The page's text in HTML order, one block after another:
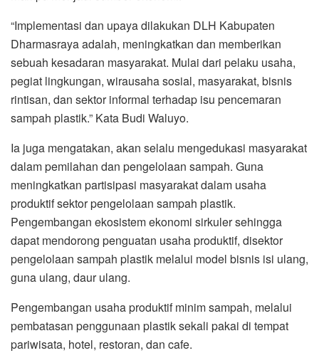
“Implementasi dan upaya dilakukan DLH Kabupaten
Dharmasraya adalah, meningkatkan dan memberikan
sebuah kesadaran masyarakat. Mulai dari pelaku usaha,
pegiat lingkungan, wirausaha sosial, masyarakat, bisnis
rintisan, dan sektor informal terhadap isu pencemaran
sampah plastik.” Kata Budi Waluyo.
Ia juga mengatakan, akan selalu mengedukasi masyarakat
dalam pemilahan dan pengelolaan sampah. Guna
meningkatkan partisipasi masyarakat dalam usaha
produktif sektor pengelolaan sampah plastik.
Pengembangan ekosistem ekonomi sirkuler sehingga
dapat mendorong penguatan usaha produktif, disektor
pengelolaan sampah plastik melalui model bisnis isi ulang,
guna ulang, daur ulang.
Pengembangan usaha produktif minim sampah, melalui
pembatasan penggunaan plastik sekali pakai di tempat
pariwisata, hotel, restoran, dan cafe.